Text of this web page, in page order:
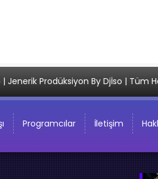
Prodüksiyon By Djİso | Tüm
Programcılar İletişim